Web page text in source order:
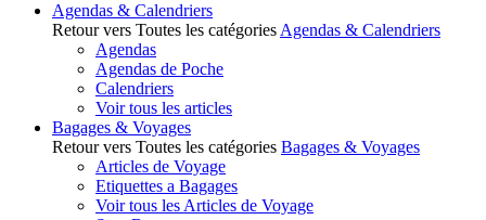
Agendas & Calendriers
Retour vers Toutes les catégories Agendas & Calendriers
Agendas
Agendas de Poche
Calendriers
Voir tous les articles
Bagages & Voyages
Retour vers Toutes les catégories Bagages & Voyages
Articles de Voyage
Etiquettes a Bagages
Voir tous les Articles de Voyage